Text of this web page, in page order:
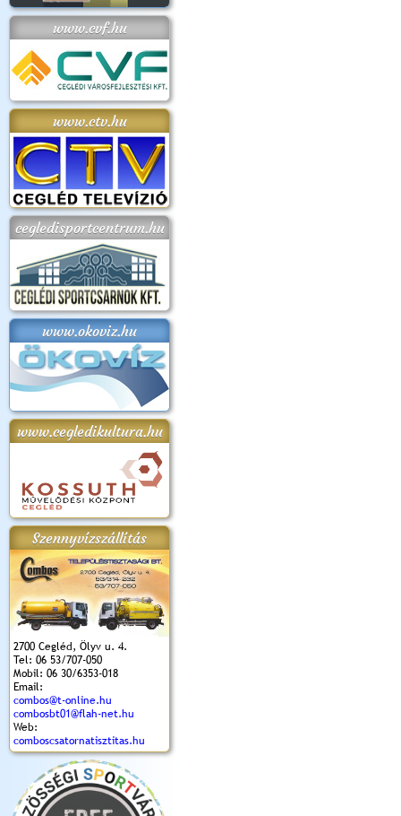
www.cvf.hu
www.ctv.hu
cegledisportcentrum.hu
www.okoviz.hu
www.cegledikultura.hu
Szennyvízszállítás
2700 Cegléd, Ölyv u. 4.
Tel: 06 53/707-050
Mobil: 06 30/6353-018
Email:
combos@t-online.hu
combosbt01@flah-net.hu
Web:
comboscsatornatisztitas.hu
2018.
Kossuth Toborzó
Ünnepély
Szent István Ünnepe
(2017. 08. 20.)